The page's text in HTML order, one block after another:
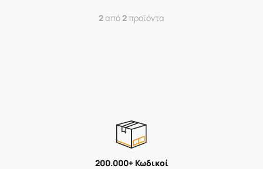
2από2προϊόντα
200.000+ Κωδικοί